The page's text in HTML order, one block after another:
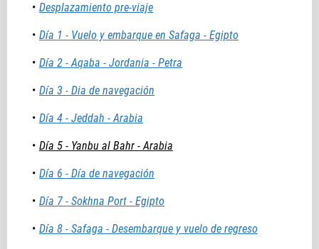
Desplazamiento pre-viaje
Día 1 - Vuelo y embarque en Safaga - Egipto
Día 2 - Aqaba - Jordania - Petra
Día 3 - Dia de navegación
Día 4 - Jeddah - Arabia
Día 5 - Yanbu al Bahr - Arabia
Día 6 - Día de navegación
Día 7 - Sokhna Port - Egipto
Día 8 - Safaga - Desembarque y vuelo de regreso